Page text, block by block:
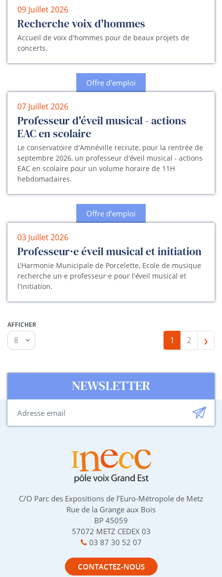
09 Juillet 2026
Recherche voix d'hommes
Accueil de voix d'hommes pour de beaux projets de
concerts.
Offre d'emploi
07 Juillet 2026
Professeur d'éveil musical - actions
EAC en scolaire
Le conservatoire d'Amnéville recrute, pour la rentrée de
septembre 2026, un professeur d'éveil musical - actions
EAC en scolaire pour un volume horaire de 11H
hebdomadaires.
Offre d'emploi
03 Juillet 2026
Professeur·e éveil musical et initiation
L'Harmonie Municipale de Porcelette, Ecole de musique
recherche un·e professeur·e pour l'éveil musical et
l'initiation.
AFFICHER
1 2 ›
NEWSLETTER
C/O Parc des Expositions de l’Euro-Métropole de Metz
Rue de la Grange aux Bois
BP 45059
57072 METZ CEDEX 03
03 87 30 52 07
CONTACTEZ-NOUS